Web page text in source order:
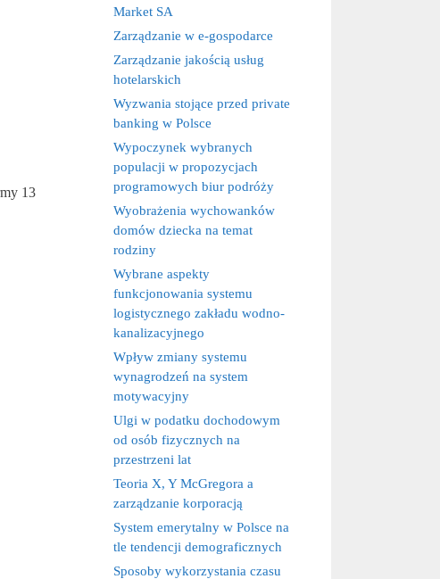
13
Market SA
Zarządzanie w e-gospodarce
Zarządzanie jakością usług
hotelarskich
Wyzwania stojące przed private
banking w Polsce
Wypoczynek wybranych
populacji w propozycjach
programowych biur podróży
Wyobrażenia wychowanków
domów dziecka na temat
rodziny
Wybrane aspekty
funkcjonowania systemu
logistycznego zakładu wodno-
kanalizacyjnego
Wpływ zmiany systemu
wynagrodzeń na system
motywacyjny
Ulgi w podatku dochodowym
od osób fizycznych na
przestrzeni lat
Teoria X, Y McGregora a
zarządzanie korporacją
System emerytalny w Polsce na
tle tendencji demograficznych
Sposoby wykorzystania czasu